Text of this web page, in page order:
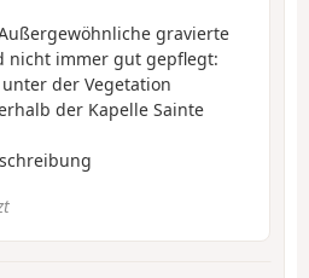
gravierte
nicht immer gut gepflegt:
der Vegetation
der Kapelle Sainte